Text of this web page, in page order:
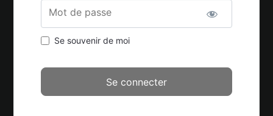
Mot de passe
Se souvenir de moi